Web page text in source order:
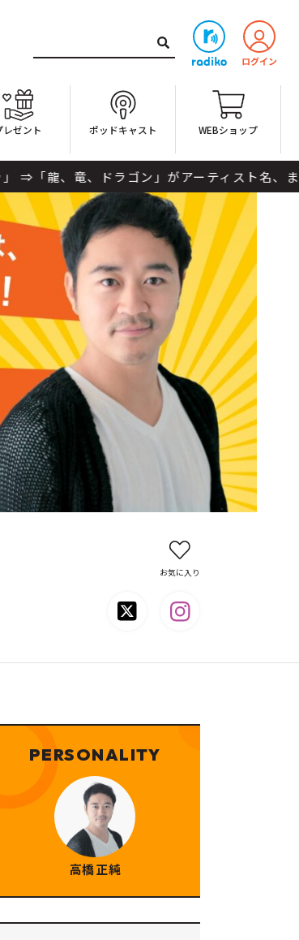
レゼント ポッドキャスト WEBショップ
ン」がアーティスト名、または曲名に入っ
お気に入り
PERSONALITY
高橋 正純